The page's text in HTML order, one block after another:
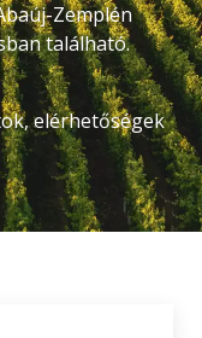
Zemplén
található.
elérhetőségek